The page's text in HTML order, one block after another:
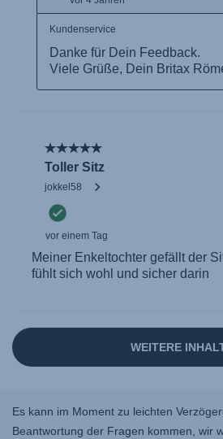
Es kann im Moment zu leichten
Beantwortung der Fragen kommen, wir